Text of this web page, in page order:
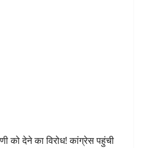
को देने का विरोध! कांग्रेस पहुंची